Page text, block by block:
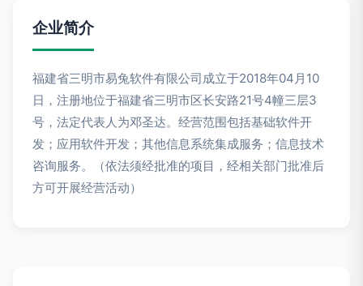
企业简介
福建省三明市易兔软件有限公司成立于2018年04月10
日，注册地位于福建省三明市区长安路21号4幢三层3
号，法定代表人为邓圣达。经营范围包括基础软件开
发；应用软件开发；其他信息系统集成服务；信息技术
咨询服务。（依法须经批准的项目，经相关部门批准后
方可开展经营活动）